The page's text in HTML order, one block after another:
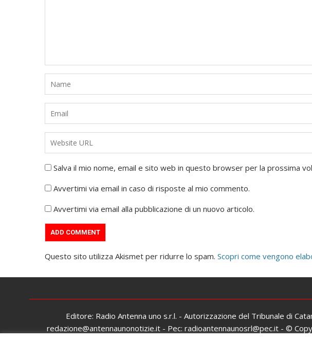
Salva il mio nome, email e sito web in questo browser per la prossima
Avvertimi via email in caso di risposte al mio commento.
Avvertimi via email alla pubblicazione di un nuovo articolo.
Questo sito utilizza Akismet per ridurre lo spam. Scopri come vengono
Editore: Radio Antenna uno s.r.l. - Autorizzazione del Tribunale di
redazione@antennaunonotizie.it - Pec: radioantennaunosrl@pec.it - ©